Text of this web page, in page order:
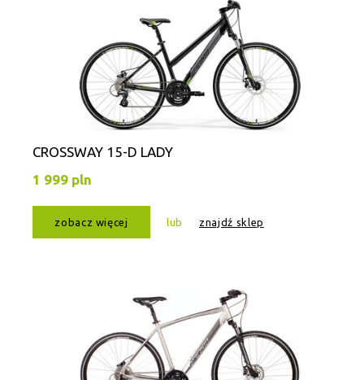
CROSSWAY 15-D LADY
1 999 pln
zobacz więcej lub znajdź sklep